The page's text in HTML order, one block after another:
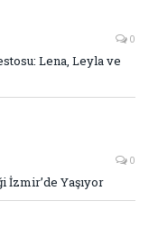
0
Lena, Leyla ve
0
İzmir’de Yaşıyor